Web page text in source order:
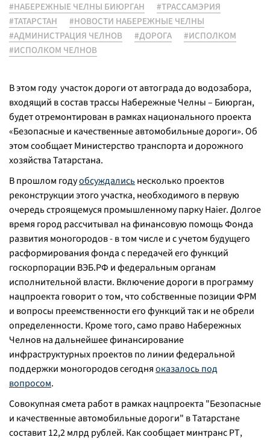
#НАБЕРЕЖНЫЕ ЧЕЛНЫ БИЮРГАН
#ТРАССАМЭРИЯ
#ТАТАРСТАН
#НОВОСТИ НАБЕРЕЖНЫЕ ЧЕЛНЫ
#АДМИНИСТРАЦИЯ ЧЕЛНОВ
#ДОРОГА
#ИСПОЛКОМ
#ИСПОЛКОМ ЧЕЛНОВ
В этом году участок дороги от автограда до водозабора,
входящий в состав трассы Набережные Челны – Биюрган,
будет отремонтирован в рамках национального проекта
«Безопасные и качественные автомобильные дороги». Об
этом сообщает Министерство транспорта и дорожного
хозяйства Татарстана.
В прошлом годуобсуждалисьнесколько проектов
реконструкции этого участка, необходимого в первую
очередь строящемуся промышленному парку Haier. Долгое
время город рассчитывал на финансовую помощь Фонда
развития моногородов - в том числе и с учетом будущего
расформирования фонда с передачей его функций
госкорпорации ВЭБ.РФ и федеральным органам
исполнительной власти. Включение дороги в программу
нацпроекта говорит о том, что собственные позиции ФРМ
и вопросы преемственности его функций так и не обрели
определенности. Кроме того, само право Набережных
Челнов на дальнейшее финансирование
инфраструктурных проектов по линии федеральной
поддержки моногородов сегодняоказалось под
вопросом.
Совокупная смета работ в рамках нацпроекта "Безопасные
и качественные автомобильные дороги" в Татарстане
составит 12,2 млрд рублей. Как сообщает минтранс РТ,